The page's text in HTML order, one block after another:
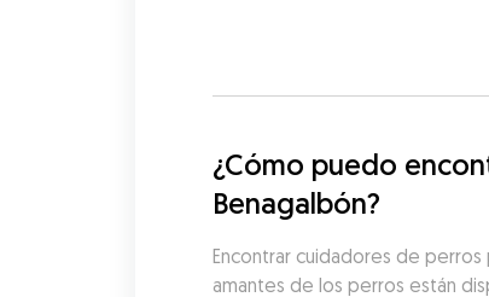
¿Cómo puedo
Benagalbón?
Encontrar cuidadores de
amantes de los perros están